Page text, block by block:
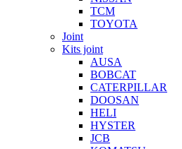
TCM
TOYOTA
Joint
Kits joint
AUSA
BOBCAT
CATERPILLAR
DOOSAN
HELI
HYSTER
JCB